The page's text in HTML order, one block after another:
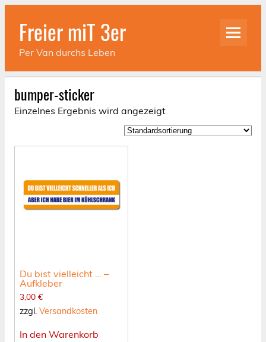
Skip
contentFreier miT 3er
Per Van durchs Leben
bumper-sticker
Einzelnes Ergebnis wird angezeigt
Du bist vielleicht … –
Aufkleber
3,00 €
zzgl. Versandkosten
In den Warenkorb